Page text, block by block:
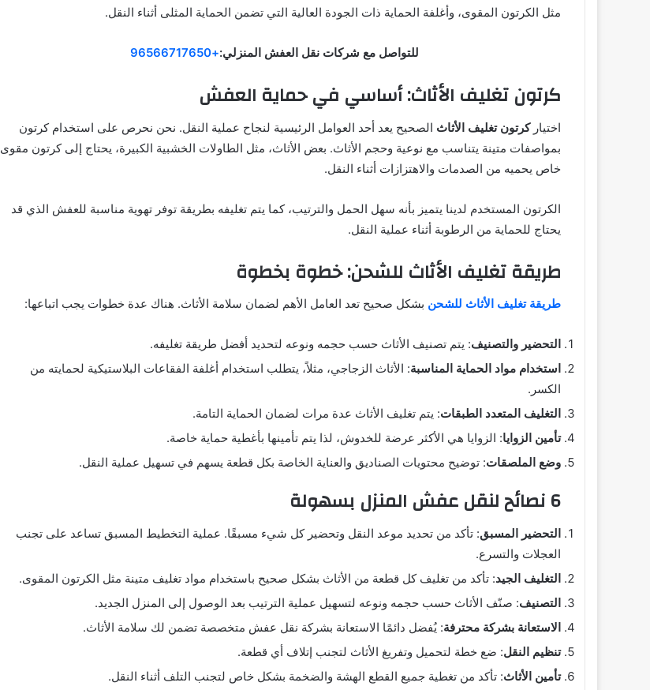
مثل الكرتون المقوى، وأغلفة الحماية ذات الجودة العالية التي تضمن الحماية المثلى أثناء النقل.
للتواصل مع شركات نقل العفش المنزلي:+96566717650
كرتون تغليف الأثاث: أساسي في حماية العفش
اختياركرتون تغليف الأثاث الصحيح يعد أحد العوامل الرئيسية لنجاح عملية النقل. نحن نحرص على استخدام كرتون
بمواصفات متينة يتناسب مع نوعية وحجم الأثاث. بعض الأثاث، مثل الطاولات الخشبية الكبيرة، يحتاج إلى كرتون مقوى
خاص يحميه من الصدمات والاهتزازات أثناء النقل.
الكرتون المستخدم لدينا يتميز بأنه سهل الحمل والترتيب، كما يتم تغليفه بطريقة توفر تهوية مناسبة للعفش الذي قد
يحتاج للحماية من الرطوبة أثناء عملية النقل.
طريقة تغليف الأثاث للشحن: خطوة بخطوة
طريقة تغليف الأثاث للشحن بشكل صحيح تعد العامل الأهم لضمان سلامة الأثاث. هناك عدة خطوات يجب اتباعها:
التحضير والتصنيف: يتم تصنيف الأثاث حسب حجمه ونوعه لتحديد أفضل طريقة تغليفه.
استخدام مواد الحماية المناسبة: الأثاث الزجاجي، مثلاً، يتطلب استخدام أغلفة الفقاعات البلاستيكية لحمايته من
الكسر.
التغليف المتعدد الطبقات: يتم تغليف الأثاث عدة مرات لضمان الحماية التامة.
تأمين الزوايا: الزوايا هي الأكثر عرضة للخدوش، لذا يتم تأمينها بأغطية حماية خاصة.
وضع الملصقات: توضيح محتويات الصناديق والعناية الخاصة بكل قطعة يسهم في تسهيل عملية النقل.
6 نصائح لنقل عفش المنزل بسهولة
التحضير المسبق: تأكد من تحديد موعد النقل وتحضير كل شيء مسبقًا. عملية التخطيط المسبق تساعد على تجنب
العجلات والتسرع.
التغليف الجيد: تأكد من تغليف كل قطعة من الأثاث بشكل صحيح باستخدام مواد تغليف متينة مثل الكرتون المقوى.
التصنيف: صنّف الأثاث حسب حجمه ونوعه لتسهيل عملية الترتيب بعد الوصول إلى المنزل الجديد.
الاستعانة بشركة محترفة: يُفضل دائمًا الاستعانة بشركة نقل عفش متخصصة تضمن لك سلامة الأثاث.
تنظيم النقل: ضع خطة لتحميل وتفريغ الأثاث لتجنب إتلاف أي قطعة.
تأمين الأثاث: تأكد من تغطية جميع القطع الهشة والضخمة بشكل خاص لتجنب التلف أثناء النقل.